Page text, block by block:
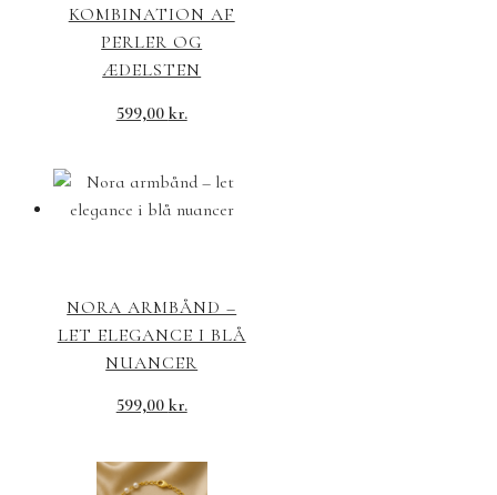
KOMBINATION AF
PERLER OG
ÆDELSTEN
599,00 kr.
NORA ARMBÅND –
LET ELEGANCE I BLÅ
NUANCER
599,00 kr.